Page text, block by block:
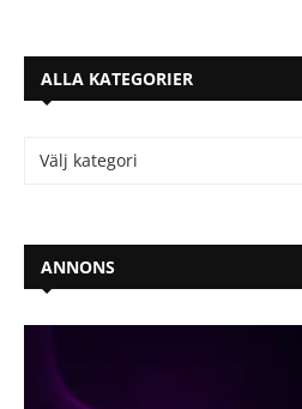
ALLA KATEGORIER
ANNONS